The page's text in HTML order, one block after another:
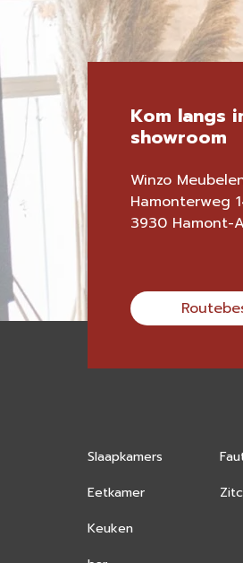
Kom langs
showroom
Winzo
Hamonterweg
3930 Hamont-
Slaapkamers
Eetkamer
Keuken